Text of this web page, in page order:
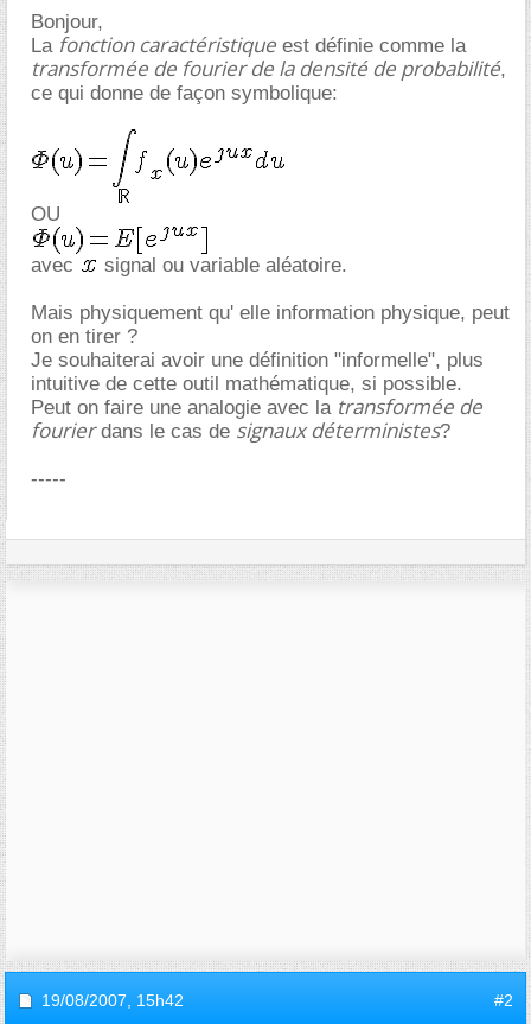
Bonjour,
La fonction caractéristique est définie comme la
transformée de fourier de la densité de probabilité,
ce qui donne de façon symbolique:
OU
avec signal ou variable aléatoire.
Mais physiquement qu' elle information physique, peut
on en tirer ?
Je souhaiterai avoir une définition "informelle", plus
intuitive de cette outil mathématique, si possible.
Peut on faire une analogie avec la transformée de
fourierdans le cas de signaux déterministes?
-----
19/08/2007, 15h42 #2